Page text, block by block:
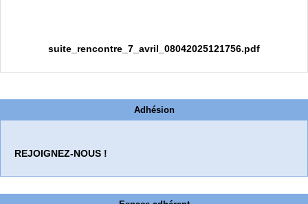
suite_rencontre_7_avril_08042025121756.pdf
Adhésion
REJOIGNEZ-NOUS !